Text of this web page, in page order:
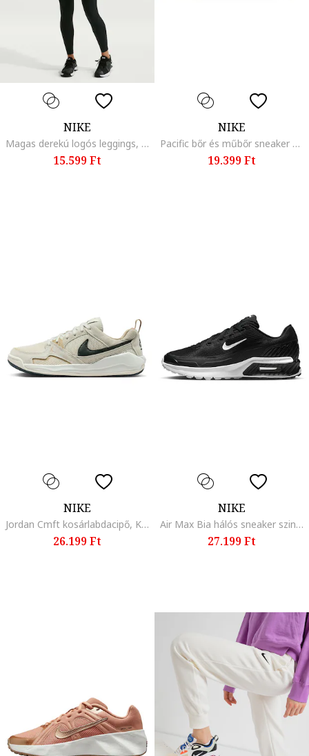
NIKE
Magas derekú logós leggings, Fekete
15.599 Ft
NIKE
Pacific bőr és műbőr sneaker oldalt logóval, Fehér/Fekete
19.399 Ft
NIKE
Jordan Cmft kosárlabdacipő, Koptatott fekete/Krémszín
26.199 Ft
NIKE
Air Max Bia hálós sneaker szintetikus részletekkel, Fekete/Fehér
27.199 Ft